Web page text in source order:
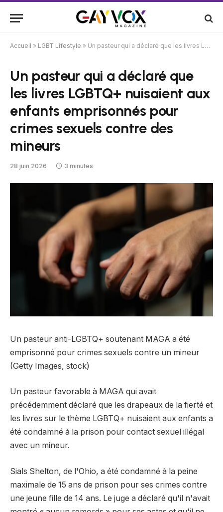
Accueil » LGBT Lifestyle » Un pasteur qui a déclaré que les livres LGBTQ+ nuisaient aux enfants emprisonnés pour crimes sexuels contre des mineurs
Un pasteur qui a déclaré que
les livres LGBTQ+ nuisaient aux
enfants emprisonnés pour
crimes sexuels contre des
mineurs
28 juin 2026 3 minutes
Un pasteur anti-LGBTQ+ soutenant MAGA a été
emprisonné pour crimes sexuels contre un mineur
(Getty Images, stock)
Un pasteur favorable à MAGA qui avait
précédemment déclaré que les drapeaux de la fierté et
les livres sur le thème LGBTQ+ nuisaient aux enfants a
été condamné à la prison pour contact sexuel illégal
avec un mineur.
Sials Shelton, de l'Ohio, a été condamné à la peine
maximale de 15 ans de prison pour ses crimes contre
une jeune fille de 14 ans. Le juge a déclaré qu'il n'avait